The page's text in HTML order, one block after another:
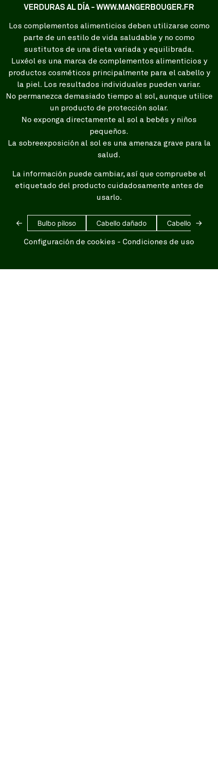
VERDURAS AL DÍA - WWW.MANGERBOUGER.FR
Los complementos alimenticios deben utilizarse como
parte de un estilo de vida saludable y no como
sustitutos de una dieta variada y equilibrada.
Luxéol es una marca de complementos alimenticios y
productos cosméticos principalmente para el cabello y
la piel. Los resultados individuales pueden variar.
No permanezca demasiado tiempo al sol, aunque utilice
un producto de protección solar.
No exponga directamente al sol a bebés y niños
pequeños.
La sobreexposición al sol es una amenaza grave para la
salud.
La información puede cambiar, así que compruebe el
etiquetado del producto cuidadosamente antes de
usarlo.
← Bulbo piloso Cabello dañado Cabello blanco
→
Configuración de cookies - Condiciones de uso